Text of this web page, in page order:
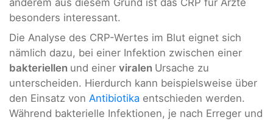
besonders interessant.
Die Analyse des CRP-Wertes im Blut eignet sich
nämlich dazu, bei einer Infektion zwischen einer
bakteriellen und einer viralen Ursache zu
unterscheiden. Hierdurch kann beispielsweise über
den Einsatz von Antibiotika entschieden werden.
Während bakterielle Infektionen, je nach Erreger und